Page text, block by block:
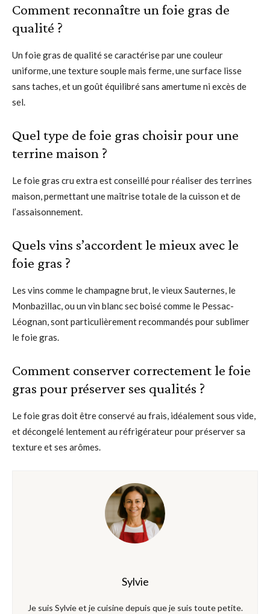
Comment reconnaître un foie gras de
qualité ?
Un foie gras de qualité se caractérise par une couleur
uniforme, une texture souple mais ferme, une surface lisse
sans taches, et un goût équilibré sans amertume ni excès de
sel.
Quel type de foie gras choisir pour une
terrine maison ?
Le foie gras cru extra est conseillé pour réaliser des terrines
maison, permettant une maîtrise totale de la cuisson et de
l’assaisonnement.
Quels vins s’accordent le mieux avec le
foie gras ?
Les vins comme le champagne brut, le vieux Sauternes, le
Monbazillac, ou un vin blanc sec boisé comme le Pessac-
Léognan, sont particulièrement recommandés pour sublimer
le foie gras.
Comment conserver correctement le foie
gras pour préserver ses qualités ?
Le foie gras doit être conservé au frais, idéalement sous vide,
et décongelé lentement au réfrigérateur pour préserver sa
texture et ses arômes.
Sylvie
Je suis Sylvie et je cuisine depuis que je suis toute petite.